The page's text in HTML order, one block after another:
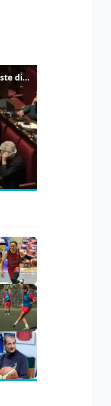
Delmastro, negato l'uso delle chat: le proteste di Avs e M5s